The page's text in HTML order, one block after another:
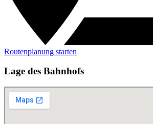
Routenplanung starten
Lage des Bahnhofs